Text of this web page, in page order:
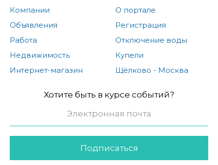
Компании
Объявления
Работа
Недвижимость
Интернет-магазин
О портале
Регистрация
Отключение воды
Купели
Щёлково - Москва
Хотите быть в курсе событий?
Подписаться